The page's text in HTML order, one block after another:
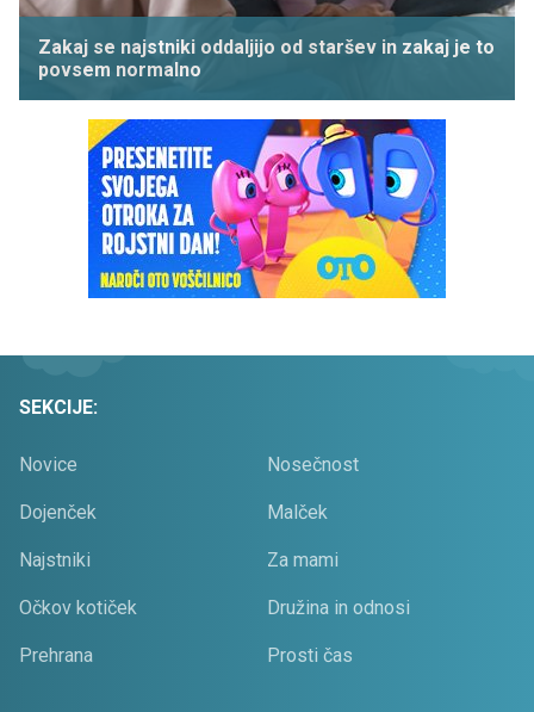
Zakaj se najstniki oddaljijo od staršev in zakaj je to
povsem normalno
SEKCIJE:
Novice Nosečnost
Dojenček Malček
Najstniki Za mami
Očkov kotiček Družina in odnosi
Prehrana Prosti čas